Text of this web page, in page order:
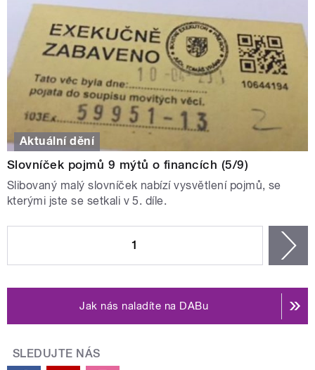
Aktuální dění
Slovníček pojmů 9 mýtů o financích (5/9)
Slibovaný malý slovníček nabízí vysvětlení pojmů, se
kterými jste se setkali v 5. díle.
1
Jak nás naladíte na DABu
SLEDUJTE NÁS